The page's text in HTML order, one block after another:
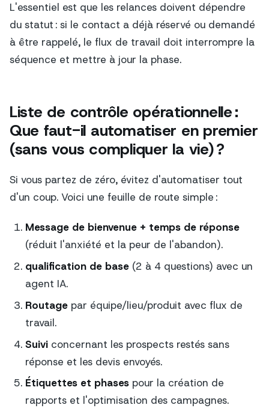
L'essentiel est que les relances doivent dépendre
du statut : si le contact a déjà réservé ou demandé
à être rappelé, le flux de travail doit interrompre la
séquence et mettre à jour la phase.
Liste de contrôle opérationnelle :
Que faut-il automatiser en premier
(sans vous compliquer la vie) ?
Si vous partez de zéro, évitez d'automatiser tout
d'un coup. Voici une feuille de route simple :
Message de bienvenue + temps de réponse
(réduit l'anxiété et la peur de l'abandon).
qualification de base(2 à 4 questions) avec un
agent IA.
Routagepar équipe/lieu/produit avec flux de
travail.
Suiviconcernant les prospects restés sans
réponse et les devis envoyés.
Étiquettes et phasespour la création de
rapports et l'optimisation des campagnes.